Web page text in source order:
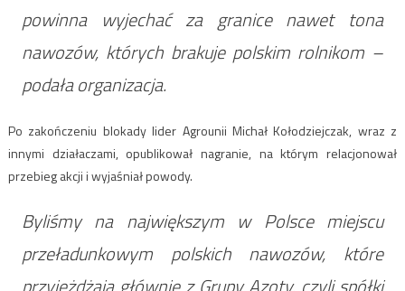
powinna wyjechać za granice nawet tona
nawozów, których brakuje polskim rolnikom –
podała organizacja.
Po zakończeniu blokady lider Agrounii Michał Kołodziejczak, wraz z
innymi działaczami, opublikował nagranie, na którym relacjonował
przebieg akcji i wyjaśniał powody.
Byliśmy na największym w Polsce miejscu
przeładunkowym polskich nawozów, które